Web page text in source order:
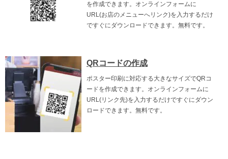
を作成できます。オンラインフォームに
URL(お店のメニューへリンク)を入力するだけ
ですぐにダウンロードできます。無料です。
QRコードの作成
ポスター印刷に対応する大きなサイズでQRコ
ードを作成できます。オンラインフォームに
URL(リンク先)を入力するだけですぐにダウン
ロードできます。無料です。